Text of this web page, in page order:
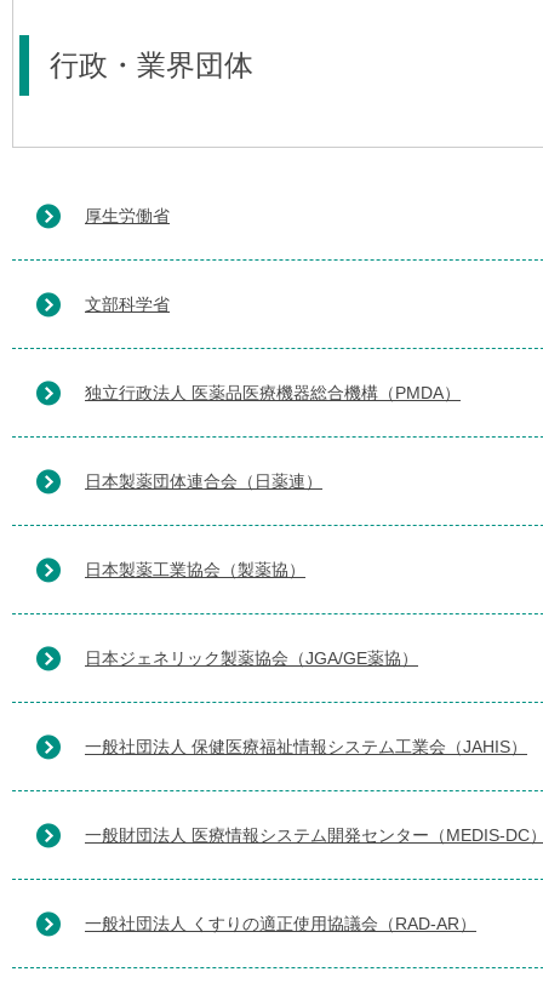
行政・業界団体
厚生労働省
文部科学省
独立行政法人 医薬品医療機器総合機構（PMDA）
日本製薬団体連合会（日薬連）
日本製薬工業協会（製薬協）
日本ジェネリック製薬協会（JGA/GE薬協）
一般社団法人 保健医療福祉情報システム工業会（JAHIS）
一般財団法人 医療情報システム開発センター（MEDIS-DC
一般社団法人 くすりの適正使用協議会（RAD-AR）